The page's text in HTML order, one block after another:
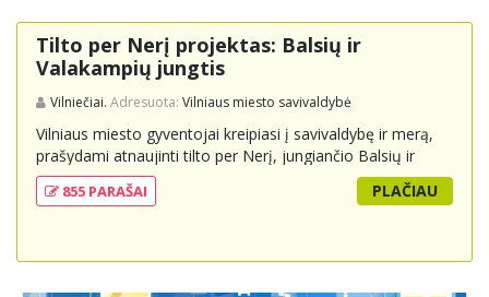
Tilto per Nerį projektas: Balsių ir
Valakampių jungtis
Vilniečiai. Adresuota: Vilniaus miesto savivaldybė
Vilniaus miesto gyventojai kreipiasi į savivaldybę ir merą,
prašydami atnaujinti tilto per Nerį, jungiančio Balsių ir
Valakampių kryptis, projektą ir įtraukti jį į miesto
strateginius susisiekimo planus. Šis tiltas ne tik padėtų
suteikdamas daugiau susisiekimo galimybių tiek
855 PARAŠAI PLAČIAU